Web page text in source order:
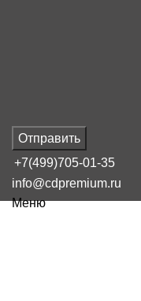
Отправить
+7(499)705-01-35
info@cdpremium.ru
Меню